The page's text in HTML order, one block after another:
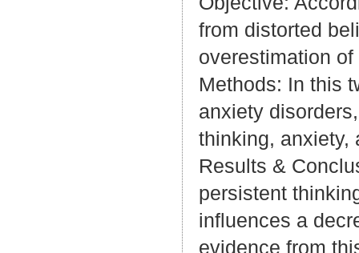
from distorted
overestimation
Methods: In this
anxiety
thinking, anxiety,
Results &
persistent
influences a
evidence from